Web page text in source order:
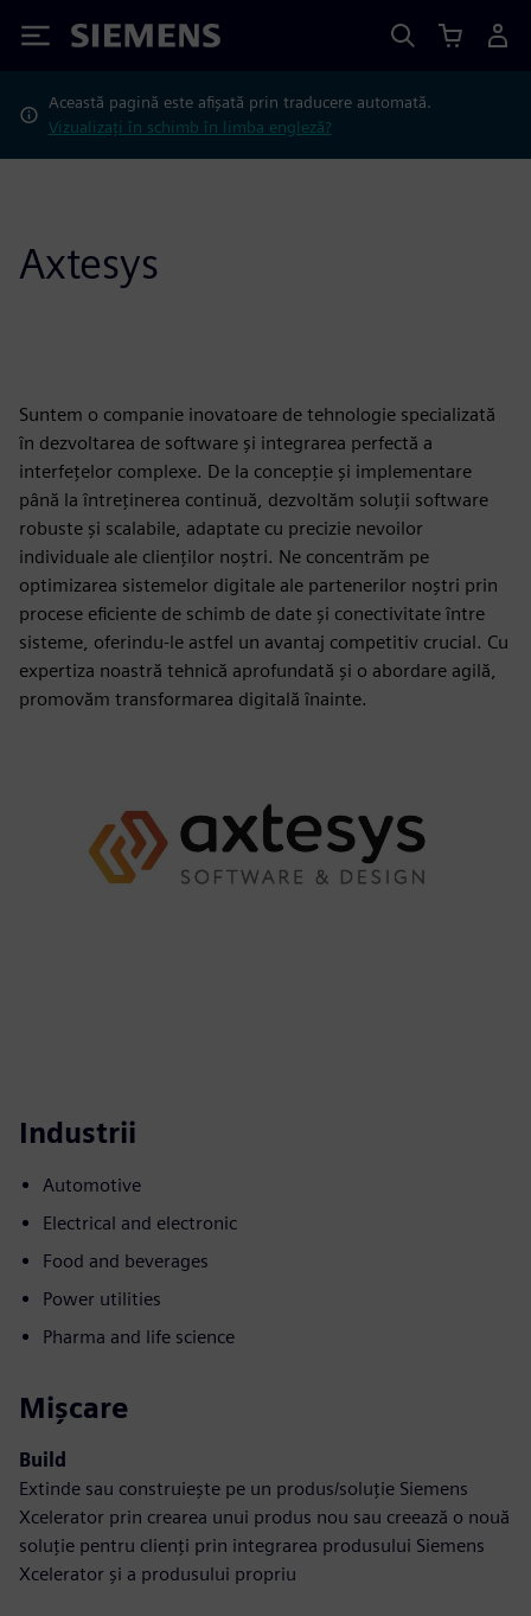
Siemens
Această pagină este afișată prin traducere automată.
Vizualizați în schimb în limba engleză?
Axtesys
Suntem o companie inovatoare de tehnologie specializată
în dezvoltarea de software și integrarea perfectă a
interfețelor complexe. De la concepție și implementare
până la întreținerea continuă, dezvoltăm soluții software
robuste și scalabile, adaptate cu precizie nevoilor
individuale ale clienților noștri. Ne concentrăm pe
optimizarea sistemelor digitale ale partenerilor noștri prin
procese eficiente de schimb de date și conectivitate între
sisteme, oferindu-le astfel un avantaj competitiv crucial. Cu
expertiza noastră tehnică aprofundată și o abordare agilă,
promovăm transformarea digitală înainte.
Industrii
Automotive
Electrical and electronic
Food and beverages
Power utilities
Pharma and life science
Mișcare
Build
Extinde sau construiește pe un produs/soluție Siemens
Xcelerator prin crearea unui produs nou sau creează o nouă
soluție pentru clienți prin integrarea produsului Siemens
Xcelerator și a produsului propriu